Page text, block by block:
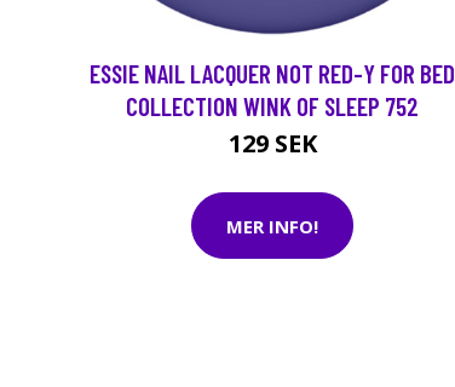
ESSIE NAIL LACQUER NOT RED-Y FOR BED
COLLECTION WINK OF SLEEP 752
129 SEK
MER INFO!